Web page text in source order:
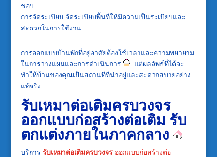
ชอบ
การจัดระเบียบ จัดระเบียบพื้นที่ให้มีความเป็นระเบียบและ
สะดวกในการใช้งาน
การออกแบบบ้านพักที่อยู่อาศัยต้องใช้เวลาและความพยายาม
ในการวางแผนและการดำเนินการ
แต่ผลลัพธ์ที่ได้จะ
ทำให้บ้านของคุณเป็นสถานที่ที่น่าอยู่และสะดวกสบายอย่าง
แท้จริง
รับเหมาต่อเติมครบวงจร
ออกแบบก่อสร้างต่อเติม รับ
ตกแต่งภายในภาคกลาง
บริการ รับเหมาต่อเติมครบวงจร ออกแบบก่อสร้างต่อ